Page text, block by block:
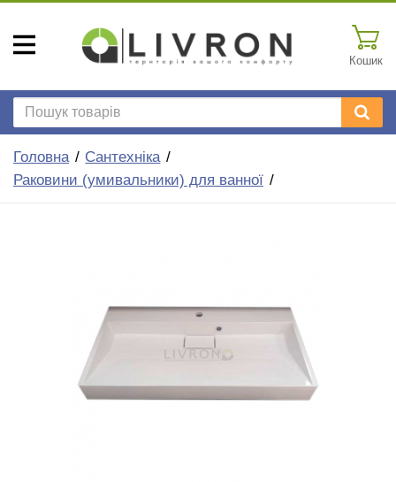
Кошик
Головна
Сантехніка
Раковини (умивальники) для ванної